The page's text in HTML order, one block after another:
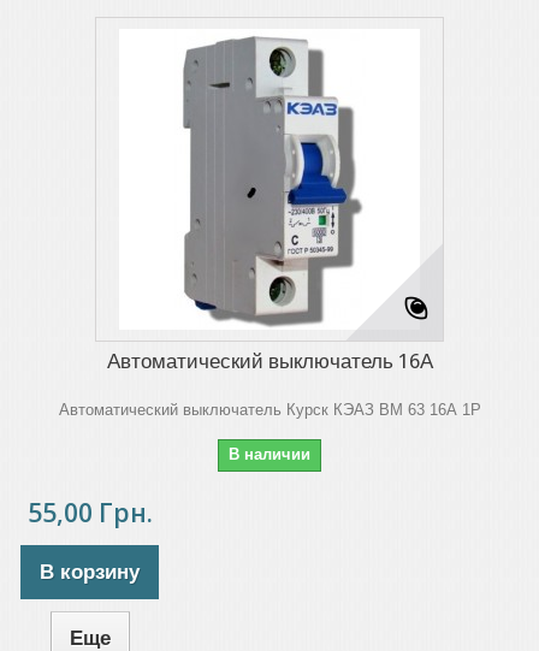
Автоматический выключатель 16А
Автоматический выключатель Курск КЭАЗ ВМ 63 16А 1Р
В наличии
55,00 Грн.
В корзину
Еще